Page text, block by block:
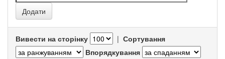
Вивести на сторінку | Сортування
Впорядкування